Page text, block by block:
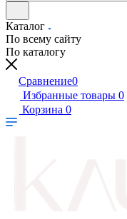
Каталог
По всему сайту
По каталогу
Сравнение0
Избранные товары 0
Корзина 0